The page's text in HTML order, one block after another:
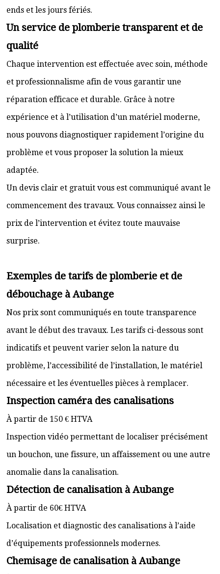
ends et les jours fériés.
Un service de plomberie transparent et de
qualité
Chaque intervention est effectuée avec soin, méthode
et professionnalisme afin de vous garantir une
réparation efficace et durable. Grâce à notre
expérience et à l’utilisation d’un matériel moderne,
nous pouvons diagnostiquer rapidement l’origine du
problème et vous proposer la solution la mieux
adaptée.
Un devis clair et gratuit vous est communiqué avant le
commencement des travaux. Vous connaissez ainsi le
prix de l’intervention et évitez toute mauvaise
surprise.
Exemples de tarifs de plomberie et de
débouchage à Aubange
Nos prix sont communiqués en toute transparence
avant le début des travaux. Les tarifs ci-dessous sont
indicatifs et peuvent varier selon la nature du
problème, l’accessibilité de l’installation, le matériel
nécessaire et les éventuelles pièces à remplacer.
Inspection caméra des canalisations
À partir de 150 € HTVA
Inspection vidéo permettant de localiser précisément
un bouchon, une fissure, un affaissement ou une autre
anomalie dans la canalisation.
Détection de canalisation à Aubange
À partir de 60€ HTVA
Localisation et diagnostic des canalisations à l’aide
d’équipements professionnels modernes.
Chemisage de canalisation à Aubange